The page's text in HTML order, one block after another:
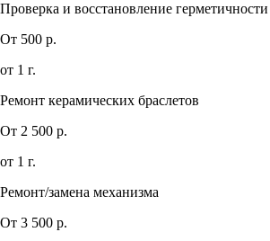
Проверка и восстановление герметичности
От 500 р.
от 1 г.
Ремонт керамических браслетов
От 2 500 р.
от 1 г.
Ремонт/замена механизма
От 3 500 р.